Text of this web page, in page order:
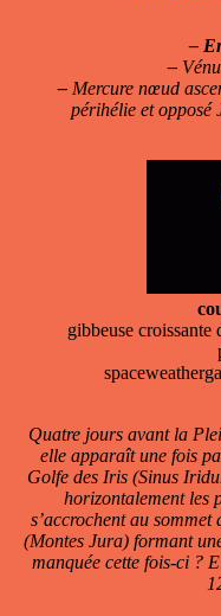
–
–
–Mercure nœud
périhélie et opposé
gibbeuse
Quatre jours avant la
elle apparaît une fois
Golfe des Iris (Sinus
horizontalement les
s’accrochent au
(Montes Jura) formant
manquée cette fois-ci ?